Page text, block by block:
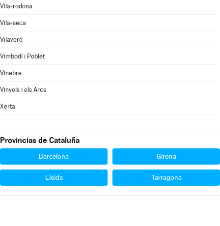
Vila-rodona
Vila-seca
Vilaverd
Vimbodí i Poblet
Vinebre
Vinyols i els Arcs
Xerta
Provincias de Cataluña
Barcelona Girona
Lleida Tarragona